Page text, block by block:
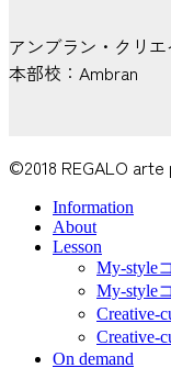
アンブラン・クリ
本部校：Ambran
©2018 REGALO
Information
About
Lesson
My-style
My-style
Creative-
Creative-
On demand